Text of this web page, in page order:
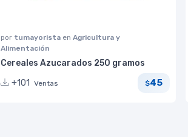
por tumayorista en Agricultura y
Alimentación
Cereales Azucarados 250 gramos
+101
Ventas $45